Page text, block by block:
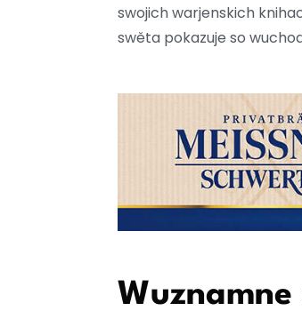
swojich warjenskich
swěta pokazuje so
Wuznamne